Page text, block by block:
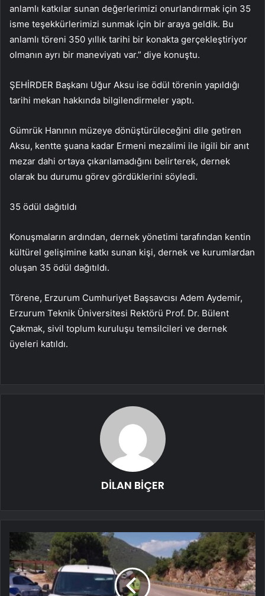
anlamlı katkılar sunan değerlerimizi onurlandırmak için 35
isme teşekkürlerimizi sunmak için bir araya geldik. Bu
anlamlı töreni 350 yıllık tarihi bir konakta gerçekleştiriyor
olmanın ayrı bir maneviyatı var.” diye konuştu.
ŞEHİRDER Başkanı Uğur Aksu ise ödül törenin yapıldığı
tarihi mekan hakkında bilgilendirmeler yaptı.
Gümrük Hanının müzeye dönüştürüleceğini dile getiren
Aksu, kentte şuana kadar Ermeni mezalimi ile ilgili bir anıt
mezar dahi ortaya çıkarılamadığını belirterek, dernek
olarak bu durumu görev gördüklerini söyledi.
35 ödül dağıtıldı
Konuşmaların ardından, dernek yönetimi tarafından kentin
kültürel gelişimine katkı sunan kişi, dernek ve kurumlardan
oluşan 35 ödül dağıtıldı.
Törene, Erzurum Cumhuriyet Başsavcısı Adem Aydemir,
Erzurum Teknik Üniversitesi Rektörü Prof. Dr. Bülent
Çakmak, sivil toplum kuruluşu temsilcileri ve dernek
üyeleri katıldı.
DİLAN BİÇER